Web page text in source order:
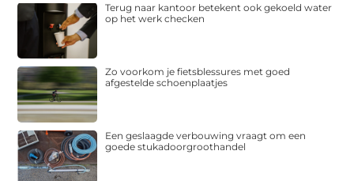
Terug naar kantoor betekent ook gekoeld water
op het werk checken
Zo voorkom je fietsblessures met goed
afgestelde schoenplaatjes
Een geslaagde verbouwing vraagt om een
goede stukadoorgroothandel